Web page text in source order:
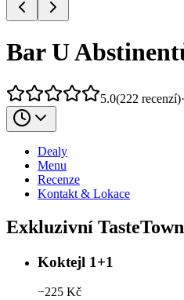
Bar U
5.0(222 recenzí)·
Dealy
Menu
Recenze
Kontakt & Lokace
Exkluzivní
Koktejl 1+1
−225 Kč